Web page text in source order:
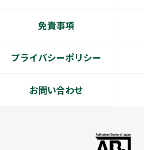
免責事項
プライバシーポリシー
お問い合わせ